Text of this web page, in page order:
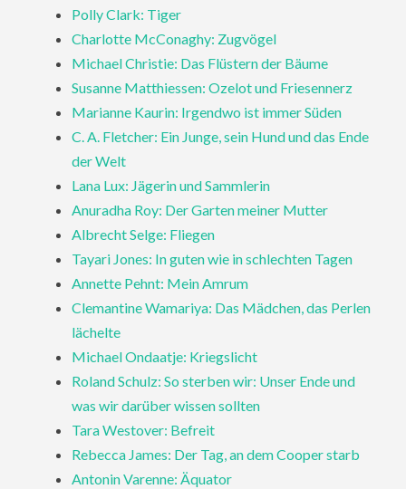
Polly Clark: Tiger
Charlotte McConaghy: Zugvögel
Michael Christie: Das Flüstern der Bäume
Susanne Matthiessen: Ozelot und Friesennerz
Marianne Kaurin: Irgendwo ist immer Süden
C. A. Fletcher: Ein Junge, sein Hund und das Ende
der Welt
Lana Lux: Jägerin und Sammlerin
Anuradha Roy: Der Garten meiner Mutter
Albrecht Selge: Fliegen
Tayari Jones: In guten wie in schlechten Tagen
Annette Pehnt: Mein Amrum
Clemantine Wamariya: Das Mädchen, das Perlen
lächelte
Michael Ondaatje: Kriegslicht
Roland Schulz: So sterben wir: Unser Ende und
was wir darüber wissen sollten
Tara Westover: Befreit
Rebecca James: Der Tag, an dem Cooper starb
Antonin Varenne: Äquator